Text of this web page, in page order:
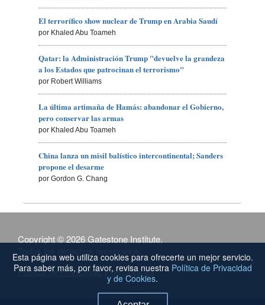
El terrorífico show nuclear de Trump en Arabia Saudí
por Khaled Abu Toameh
Qatar: la Administración Trump "devuelve la grandeza
a los Estados que patrocinan el terrorismo"
por Robert Williams
La última artimaña de Hamás: abandonar el Gobierno,
pero conservar las armas
por Khaled Abu Toameh
China lanza un misil balístico intercontinental; Sanders
propone el desarme
por Gordon G. Chang
Copyright © 2026 Gatestone Institute.
Política de Privacidad y de Cookies
Esta página web utiliza cookies para ofrecerte un mejor servicio.
Para saber más, por favor, revisa nuestra Política de Privacidad
y de Cookies.